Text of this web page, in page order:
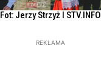
Fot: Jerzy Strzyż l STV.INFO
REKLAMA